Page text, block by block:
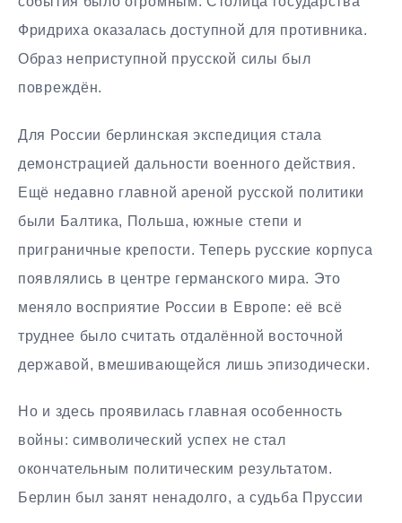
Фридриха оказалась доступной для противника.
Образ неприступной прусской силы был
повреждён.
Для России берлинская экспедиция стала
демонстрацией дальности военного действия.
Ещё недавно главной ареной русской политики
были Балтика, Польша, южные степи и
приграничные крепости. Теперь русские корпуса
появлялись в центре германского мира. Это
меняло восприятие России в Европе: её всё
труднее было считать отдалённой восточной
державой, вмешивающейся лишь эпизодически.
Но и здесь проявилась главная особенность
войны: символический успех не стал
окончательным политическим результатом.
Берлин был занят ненадолго, а судьба Пруссии